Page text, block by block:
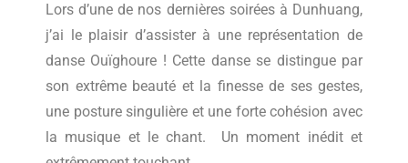
Lors d’une de nos dernières soirées à Dunhuang,
j’ai le plaisir d’assister à une représentation de
danse Ouïghoure ! Cette danse se distingue par
son extrême beauté et la finesse de ses gestes,
une posture singulière et une forte cohésion avec
la musique et le chant. Un moment inédit et